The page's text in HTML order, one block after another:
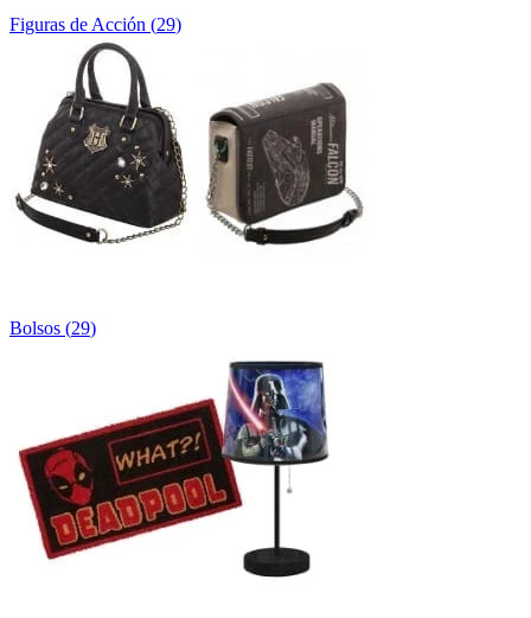
Figuras de Acción (29)
Bolsos (29)